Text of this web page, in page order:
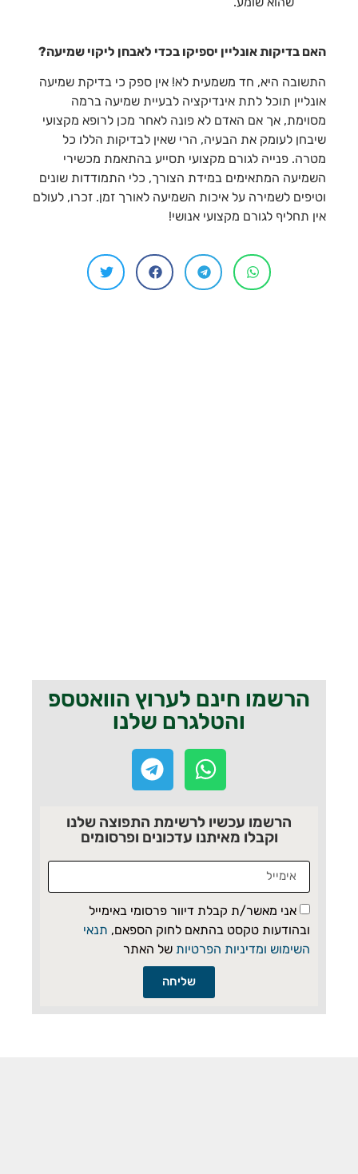
האם בדיקות אונליין יספיקו בכדי לאבחן ליקוי שמיעה?
התשובה היא, חד משמעית לא! אין ספק כי בדיקת שמיעה
אונליין תוכל לתת אינדיקציה לבעיית שמיעה ברמה
מסוימת, אך אם האדם לא פונה לאחר מכן לרופא מקצועי
שיבחן לעומק את הבעיה, הרי שאין לבדיקות הללו כל
מטרה. פנייה לגורם מקצועי תסייע בהתאמת מכשירי
השמיעה המתאימים במידת הצורך, כלי התמודדות שונים
וטיפים לשמירה על איכות השמיעה לאורך זמן. זכרו, לעולם
אין תחליף לגורם מקצועי אנושי!
הרשמו חינם לערוץ הוואטספ
והטלגרם שלנו
הרשמו עכשיו לרשימת התפוצה שלנו
וקבלו מאיתנו עדכונים ופרסומים
אני מאשר/ת קבלת דיוור פרסומי באימייל
ובהודעות טקסט בהתאם לחוק הספאם, תנאי
השימוש ומדיניות הפרטיות של האתר
שליחה